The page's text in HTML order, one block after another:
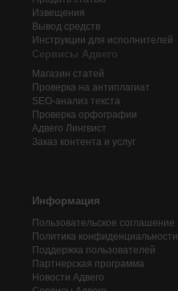
Извещения
Вывод средств
Инструкции для исполнителей
Сервисы Адвего
Магазин статей
Проверка на антиплагиат
SEO-анализ текста
Проверка орфографии
Адвего Лингвист
Заказ контента и услуг
Информация
Пользовательское соглашение
Политика конфиденциальности
Поддержка пользователей
Партнерская программа
Новости Адвего